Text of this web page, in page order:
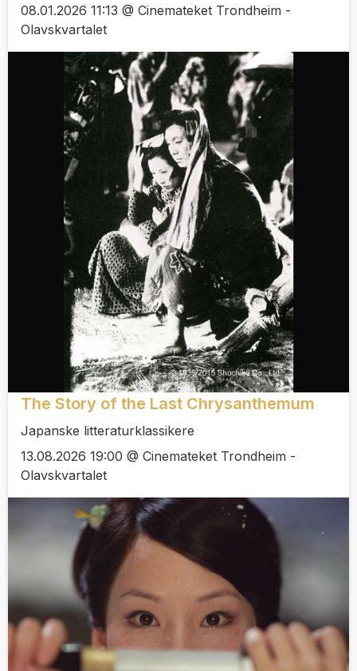
08.01.2026 11:13 @ Cinemateket Trondheim -
Olavskvartalet
The Story of the Last Chrysanthemum
Japanske litteraturklassikere
13.08.2026 19:00 @ Cinemateket Trondheim -
Olavskvartalet